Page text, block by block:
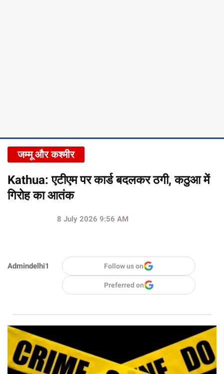
जम्मू और कश्मीर
Kathua: एटीएम पर कार्ड बदलकर ठगी, कठुआ में
गिरोह का आतंक
Admindelhi1
8 July 2026 9:56 AM
Follow us on
Preferred on